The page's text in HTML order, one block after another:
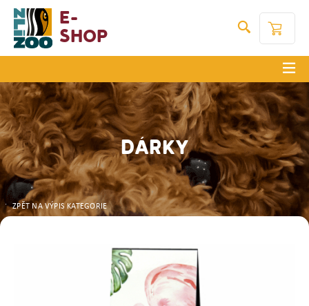
E-
Shop
DÁRKY
ZPĚT NA VÝPIS KATEGORIE